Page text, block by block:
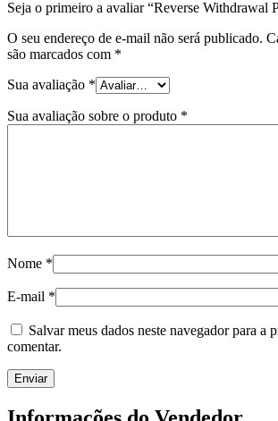
Seja o primeiro a avaliar “Reverse Withdrawal
O seu endereço de e-mail não será publicado.
são marcados com *
Sua avaliação *
Sua avaliação sobre o produto *
Nome *
E-mail *
Salvar meus dados neste navegador para a
comentar.